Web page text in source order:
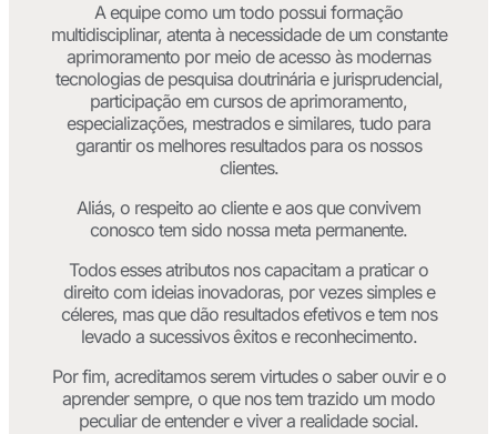
A equipe como um todo possui formação
multidisciplinar, atenta à necessidade de um constante
aprimoramento por meio de acesso às modernas
tecnologias de pesquisa doutrinária e jurisprudencial,
participação em cursos de aprimoramento,
especializações, mestrados e similares, tudo para
garantir os melhores resultados para os nossos
clientes.
Aliás, o respeito ao cliente e aos que convivem
conosco tem sido nossa meta permanente.
Todos esses atributos nos capacitam a praticar o
direito com ideias inovadoras, por vezes simples e
céleres, mas que dão resultados efetivos e tem nos
levado a sucessivos êxitos e reconhecimento.
Por fim, acreditamos serem virtudes o saber ouvir e o
aprender sempre, o que nos tem trazido um modo
peculiar de entender e viver a realidade social.